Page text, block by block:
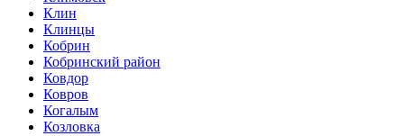
Клин
Клинцы
Кобрин
Кобринский район
Ковдор
Ковров
Когалым
Козловка